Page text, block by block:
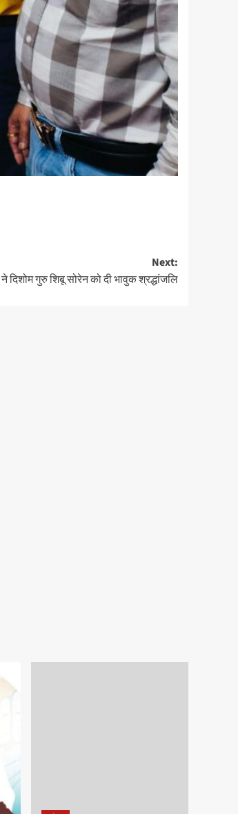
Next:
ने दिशोम गुरु शिबू सोरेन को दी भावुक श्रद्धांजलि